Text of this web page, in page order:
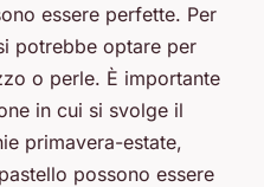
essere perfette. Per
potrebbe optare per
o perle. È importante
in cui si svolge il
primavera-estate,
possono essere